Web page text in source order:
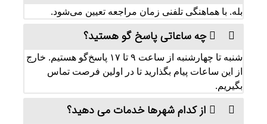
بله. با هماهنگی تلفنی زمان مراجعه تعیین می‌شود.
چه ساعاتی پاسخ‌ گو هستید؟
شنبه تا چهارشنبه از ساعت ۹ تا ۱۷ پاسخ‌گو هستیم. خارج
از این ساعات پیام بگذارید تا در اولین فرصت تماس
بگیریم.
از کدام شهرها خدمات می‌ دهید؟